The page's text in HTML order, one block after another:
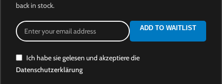
back in stock.
ADD TO WAITLIST
Ich habe sie gelesen und akzeptiere die
Datenschutzerklärung